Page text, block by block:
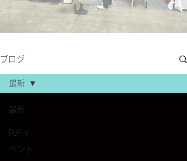
ブログ
最新
PJFイ
ベント
最新